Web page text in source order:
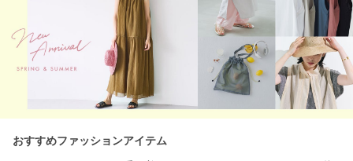
おすすめファッションアイテム